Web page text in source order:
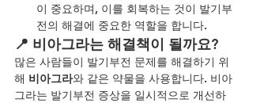
이 중요하며, 이를 회복하는 것이 발기부
전의 해결에 중요한 역할을 합니다.
📍 비아그라는 해결책이 될까요?
많은 사람들이 발기부전 문제를 해결하기 위
해 비아그라와 같은 약물을 사용합니다. 비아
그라는 발기부전 증상을 일시적으로 개선하